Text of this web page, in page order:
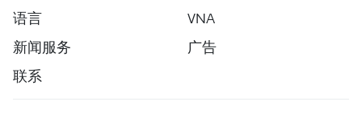
语言
VNA
新闻服务
广告
联系